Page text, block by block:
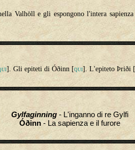
Valhöll e gli espongono l'intera sapienza
]. Gli epiteti di Óðinn [QUI]. L'epiteto Þriði [
Gylfaginning- L'inganno di re Gylfi
Óðinn- La sapienza e il furore